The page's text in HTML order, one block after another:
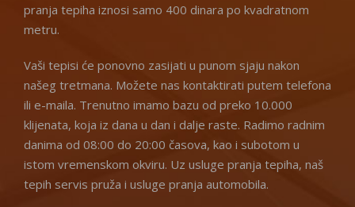
pranja tepiha iznosi samo 400 dinara po kvadratnom
metru.
Vaši tepisi će ponovno zasijati u punom sjaju nakon
našeg tretmana. Možete nas kontaktirati putem telefona
ili e-maila. Trenutno imamo bazu od preko 10.000
klijenata, koja iz dana u dan i dalje raste. Radimo radnim
danima od 08:00 do 20:00 časova, kao i subotom u
istom vremenskom okviru. Uz usluge pranja tepiha, naš
tepih servis pruža i usluge pranja automobila.